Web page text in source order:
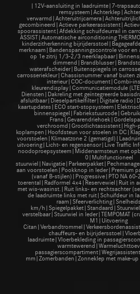
|12V-aansluiting in laadruimte|7-
gecombineerd|Actieve
spoorassistent|Afdekking schuifdeurrail in
ASSIST|Automatische airconditioning
kinderzitherkenning
merknaam|Bandenspanningscontrole voor
op 1e zitrij 1/3-2/3
waterafscheider|Buitenspiegels in
carrosseriekleur|Chassisnummer vanaf buiten
interieur|COC-document|Combi-
kleurendisplay|Communicatiemodule
Diensten|Dakreling met geïntegreerde
afsluitbaar|Dieselpartikelfilter|Digitale
kaartupdates|ECO start-
verchroomd|Grootlichtassistent|High-
koplampen|Hoofdsteun voor stoelen in
voorstoelen|Klimaatzone 2
uitvoering|Licht- en regensensor|Live Traffic
noodoproepsysteem|Middenarmsteun met
0|Multifunctioneel
aan voorstoelen|Pookknop in leder|Premium
(vanaf B-stijlen)|Progressive|PTO NA 60-
toerental|Radformel 4x4|Reservewiel|Ruit in
met wis-wasinst.|Ruit links- en rechtsachter
de laadruimte links met ruit|Schuifdeur in
km/
verstelbaar|Stuurwiel in leder|TEMPOMAT
M1|Uitvoering
chauffeurs- en
laadruimte|Vloerbekleding in
mm|Zomerbanden|Zonneklep met make-